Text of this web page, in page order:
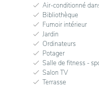
Air-conditionné
Bibliothèque
Fumoir intérieur
Jardin
Ordinateurs
Potager
Salle de fitness -
Salon TV
Terrasse